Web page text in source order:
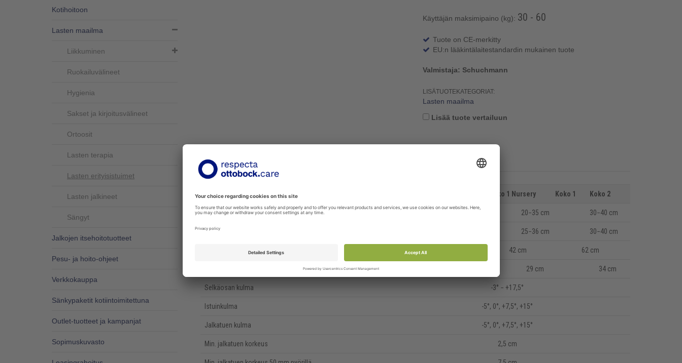
Kotihoitoon
Lasten maailma
Liikkuminen
Ruokailuvälineet
Hygienia
Sakset ja kirjoitusvälineet
Ortoosit
Lasten terapia
Lasten erityisistuimet
Lasten jalkineet
Sängyt
Jalkojen itsehoitotuotteet
Pesu- ja hoito-ohjeet
Verkkokauppa
Sänkypaketit kotiintoimitettuna
Outlet-tuotteet ja kampanjat
Sopimuskuvasto
Käyttäjän maksimipaino (kg): 30 - 60
Tuote on CE-merkitty
EU:n lääkintälaitestandardin mukainen tuote
Valmistaja: Schuchmann
LISÄTUOTEKATEGORIAT:
Lasten maailma
Lisää tuote vertailuun
TEKNISET OMINAISUUDET
Tekniset ominaisuudet Koko 1 Nursery Koko 1 Koko 2
Istuinleveys 20−35 cm 30−40 cm
Istuinsyvyys 25−36 cm 30−40 cm
Maksimi istuinkorkeus 42 cm 42 cm 62 cm
29 cm 34 cm
Selkäosan kulma -3° − +17,5°
Istuinkulma -5°, 0°, +7,5°, +15°
Jalkatuen kulma -5°, 0°, +7,5°, +15°
Min. jalkatuen korkeus 2,5 cm